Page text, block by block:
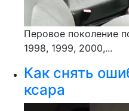
Перовое поколение
1998, 1999, 2000,...
Как снять
ксара